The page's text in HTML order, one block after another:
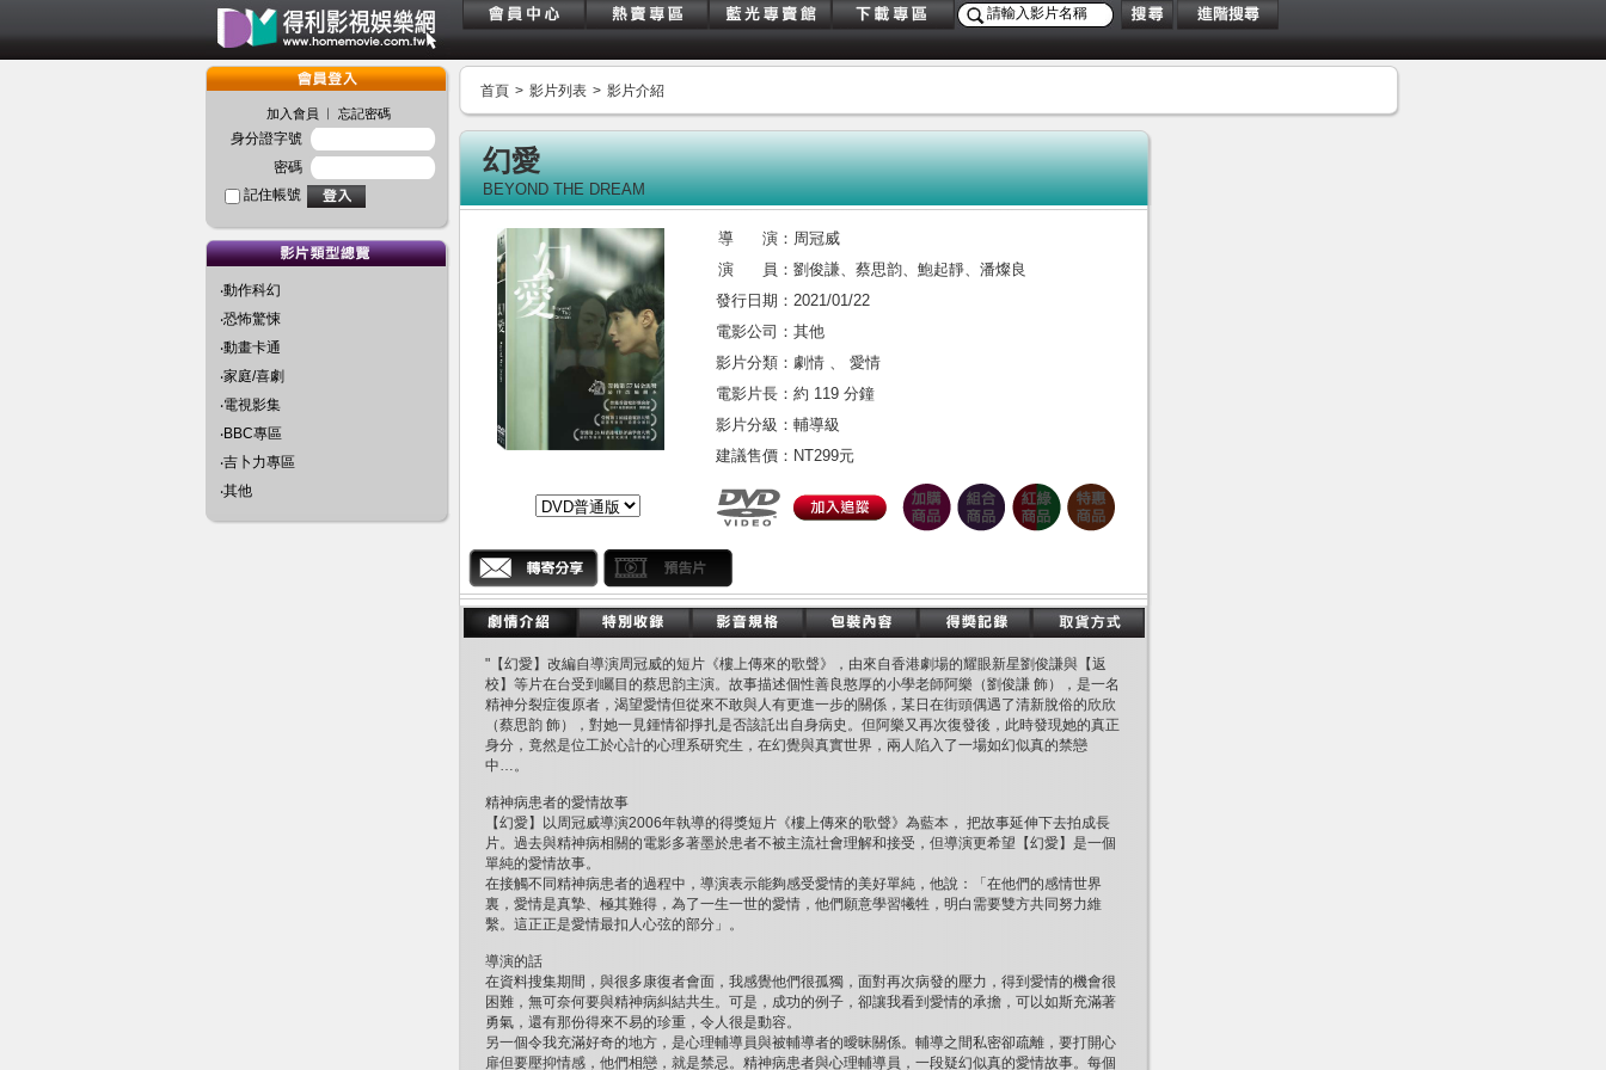
加入會員 ︱ 忘記密碼
身分證字號
密碼
記住帳號
‧動作科幻
‧恐怖驚悚
‧動畫卡通
‧家庭/喜劇
‧電視影集
‧BBC專區
‧吉卜力專區
‧其他
首頁 > 影片列表 > 影片介紹
幻愛
BEYOND THE DREAM
導 演： 周冠威
演 員： 劉俊謙、 蔡思韵、 鮑起靜、 潘燦良
發行日期： 2021/01/22
電影公司： 其他
影片分類： 劇情 、 愛情
電影片長： 約 119 分鐘
影片分級： 輔導級
建議售價： NT299元
"【幻愛】改編自導演周冠威的短片《樓上傳來的歌聲》，由來自香港劇場的耀眼新星劉俊謙與【返
校】等片在台受到矚目的蔡思韵主演。故事描述個性善良憨厚的小學老師阿樂（劉俊謙 飾），是一名
精神分裂症復原者，渴望愛情但從來不敢與人有更進一步的關係，某日在街頭偶遇了清新脫俗的欣欣
（蔡思韵 飾），對她一見鍾情卻掙扎是否該託出自身病史。但阿樂又再次復發後，此時發現她的真正
身分，竟然是位工於心計的心理系研究生，在幻覺與真實世界，兩人陷入了一場如幻似真的禁戀
中…。
精神病患者的愛情故事
【幻愛】以周冠威導演2006年執導的得獎短片《樓上傳來的歌聲》為藍本， 把故事延伸下去拍成長
片。過去與精神病相關的電影多著墨於患者不被主流社會理解和接受，但導演更希望【幻愛】是一個
單純的愛情故事。
在接觸不同精神病患者的過程中，導演表示能夠感受愛情的美好單純，他說：「在他們的感情世界
裏，愛情是真摯、極其難得，為了一生一世的愛情，他們願意學習犧牲，明白需要雙方共同努力維
繫。這正正是愛情最扣人心弦的部分」。
導演的話
在資料搜集期間，與很多康復者會面，我感覺他們很孤獨，面對再次病發的壓力，得到愛情的機會很
困難，無可奈何要與精神病糾結共生。可是，成功的例子，卻讓我看到愛情的承擔，可以如斯充滿著
勇氣，還有那份得來不易的珍重，令人很是動容。
另一個令我充滿好奇的地方，是心理輔導員與被輔導者的曖昧關係。輔導之間私密卻疏離，要打開心
扉但要壓抑情感，他們相戀，就是禁忌。精神病患者與心理輔導員，一段疑幻似真的愛情故事。每個